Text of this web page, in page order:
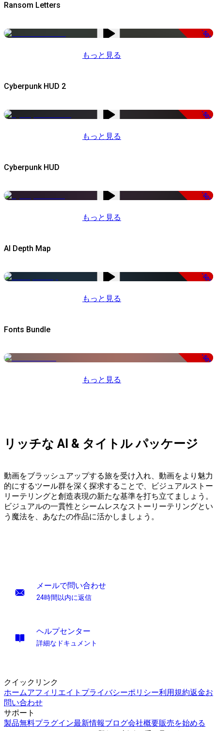
Ransom Letters
-50%
もっと見る
Cyberpunk HUD 2
-50%
もっと見る
Cyberpunk HUD
-50%
もっと見る
AI Depth Map
-50%
もっと見る
Fonts Bundle
-50%
もっと見る
リッチな AI & タイトル パッケージ
動画をブラッシュアップする旅を受け入れ、動画をより魅力
的にするツール群を深く探求することで、ビジュアルストー
リーテリングと創造表現の新たな基準を打ち立てましょう。
ビジュアルの一貫性とシームレスなストーリーテリングとい
う魔法を、あなたの作品に活かしましょう。
メールで問い合わせ
24時間以内に返信
ヘルプセンター
詳細なドキュメント
クイックリンク
ホームアフィリエイト プライバシーポリシー利用規約返金お
問い合わせ
サポート
製品無料プラグイン最新情報ブログ会社概要販売を始める